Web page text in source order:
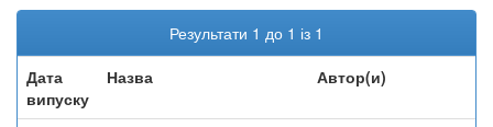
Результати 1 до 1 із 1
Дата
випуску
Назва Автор(и)